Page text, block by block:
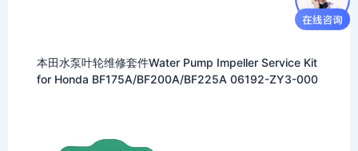
本田水泵叶轮维修套件Water Pump Impeller Service Kit
for Honda BF175A/BF200A/BF225A 06192-ZY3-000